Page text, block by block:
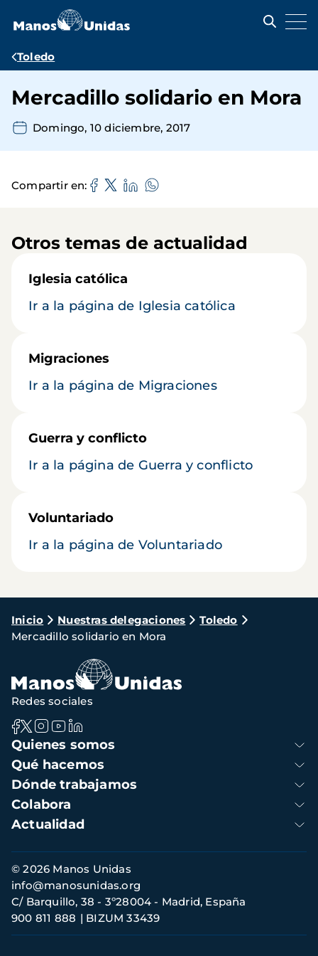
contenido
Ruta
navegación
Toledo
Mercadillo solidario en Mora
Domingo, 10 diciembre, 2017
Compartir en
Otros temas de actualidad
Iglesia católica
Ir a la página de Iglesia católica
Migraciones
Ir a la página de Migraciones
Guerra y conflicto
Ir a la página de Guerra y conflicto
Voluntariado
Ir a la página de Voluntariado
Ruta
de
navegación
Inicio Nuestras delegaciones
Toledo
Mercadillo solidario en Mora
Navegación
principal
Quienes somos
Qué hacemos
Dónde trabajamos
Colabora
Actualidad
Redes sociales
Información
de
contacto
© 2026 Manos Unidas
C/ Barquillo, 38 - 3º28004 - Madrid, España
900 811 888
BIZUM 33439
info@manosunidas.org